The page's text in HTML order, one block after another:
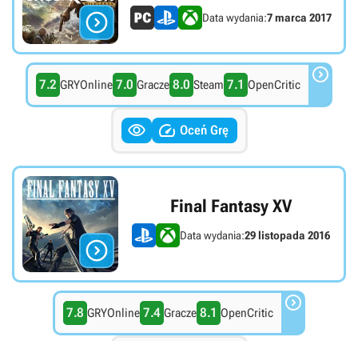
 Data wydania:7 marca 2017
7.2 GRYOnline 7.0 Gracze 8.0 Steam 7.1 OpenCritic 
  Oceń Grę

Final Fantasy XV
Data wydania:29 listopada 2016
7.8 GRYOnline 7.4 Gracze 8.1 OpenCritic 